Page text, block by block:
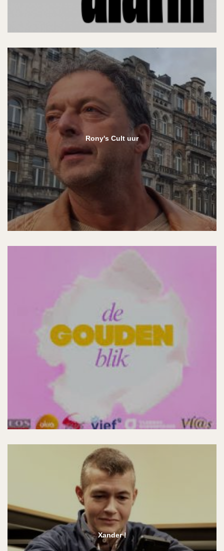
Rony's Cult uur
Xander !